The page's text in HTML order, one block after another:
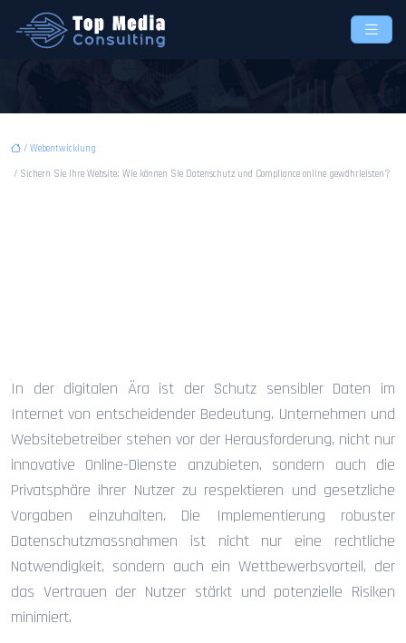
/ Webentwicklung
/ Sichern Sie Ihre Website: Wie können Sie Datenschutz und Compliance online gewährleisten?
In der digitalen Ära ist der Schutz sensibler Daten im
Internet von entscheidender Bedeutung. Unternehmen und
Websitebetreiber stehen vor der Herausforderung, nicht nur
innovative Online-Dienste anzubieten, sondern auch die
Privatsphäre ihrer Nutzer zu respektieren und gesetzliche
Vorgaben einzuhalten. Die Implementierung robuster
Datenschutzmassnahmen ist nicht nur eine rechtliche
Notwendigkeit, sondern auch ein Wettbewerbsvorteil, der
das Vertrauen der Nutzer stärkt und potenzielle Risiken
minimiert.